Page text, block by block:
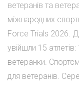
ветеранів та
міжнародних
Force Trials 2026.
увійшли 15
ветеранки.
для ветеранів.